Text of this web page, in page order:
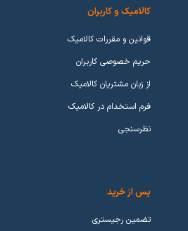
کالامیک و کاربران
قوانین و مقررات کالامیک
حریم خصوصی کاربران
از زبان مشتریان کالامیک
فرم استخدام در کالامیک
نظرسنجی
پس از خرید
تضمین رجیستری